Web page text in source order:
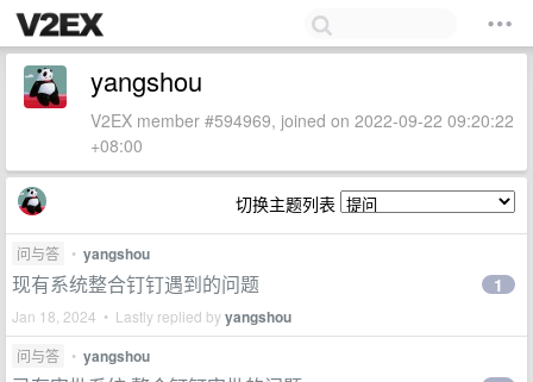
yangshou
V2EX member #594969, joined on 2022-09-22 09:20:22
+08:00
切换主题列表
问与答 • yangshou
现有系统整合钉钉遇到的问题
Jan 18, 2024 • Lastly replied byyangshou
1
问与答 • yangshou